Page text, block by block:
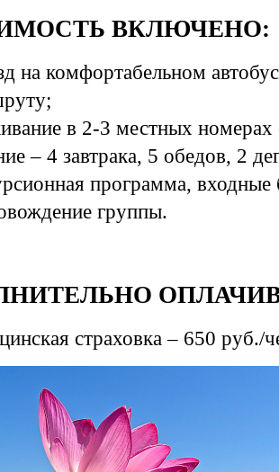
ВКЛЮЧЕНО:
на комфортабельном
в 2-3 местных номерах
– 4 завтрака, 5 обедов, 2
программа,
группы.
страховка – 650 руб./